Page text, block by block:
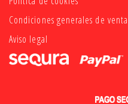
Condiciones generales de venta
Aviso legal